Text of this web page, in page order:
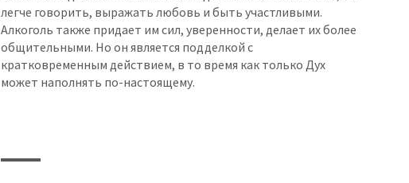
легче говорить, выражать любовь и быть участливыми.
Алкоголь также придает им сил, уверенности, делает их более
общительными. Но он является подделкой с
кратковременным действием, в то время как только Дух
может наполнять по-настоящему.